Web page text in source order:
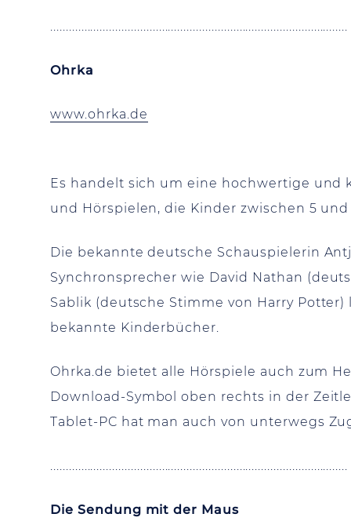
................................................................................................
Ohrka
www.ohrka.de
Es handelt sich um eine hochwertige und
und Hörspielen, die Kinder zwischen 5 und
Die bekannte deutsche Schauspielerin
Synchronsprecher wie David Nathan
Sablik (deutsche Stimme von Harry
bekannte Kinderbücher.
Ohrka.de bietet alle Hörspiele auch zum
Download-Symbol oben rechts in der
Tablet-PC hat man auch von unterwegs
................................................................................................
Die Sendung mit der Maus